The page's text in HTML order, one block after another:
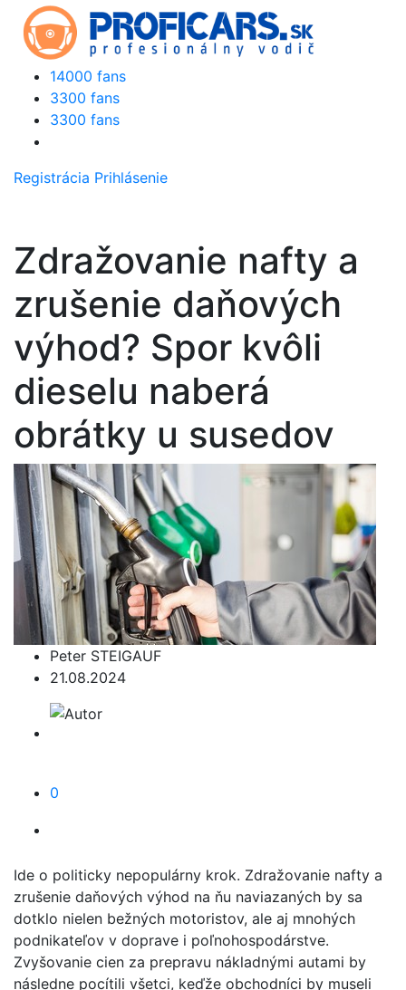
14000 fans
3300 fans
3300 fans
Registrácia Prihlásenie
Zdražovanie nafty a
zrušenie daňových
výhod? Spor kvôli
dieselu naberá
obrátky u susedov
Peter STEIGAUF
21.08.2024
0
Ide o politicky nepopulárny krok. Zdražovanie nafty a
zrušenie daňových výhod na ňu naviazaných by sa
dotklo nielen bežných motoristov, ale aj mnohých
podnikateľov v doprave i poľnohospodárstve.
Zvyšovanie cien za prepravu nákladnými autami by
následne pocítili všetci, keďže obchodníci by museli